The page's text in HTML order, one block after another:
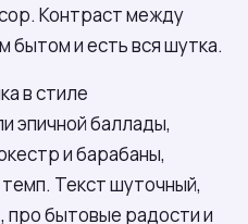
Контраст между
бытом и есть вся шутка.
в стиле
эпичной баллады,
и барабаны,
Текст шуточный,
про бытовые радости и